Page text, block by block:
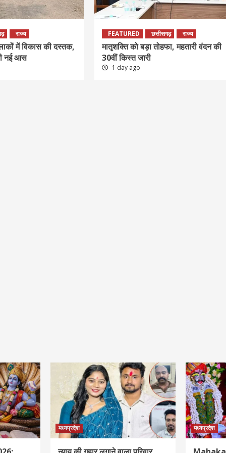
राज्य
में विकास की दस्तक,
नई आस
FEATURED छत्तीसगढ़ राज्य
मातृशक्ति को बड़ा तोहफा, महतारी वंदन की
30वीं किस्त जारी
1 day ago
मध्यप्रदेश मध्यप्रदेश